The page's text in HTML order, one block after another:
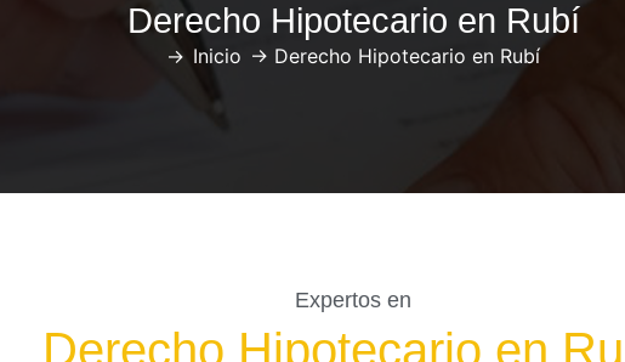
Derecho Hipotecario en Rubí
-> Inicio -> Derecho Hipotecario en Rubí
Expertos en
Derecho Hipotecario en